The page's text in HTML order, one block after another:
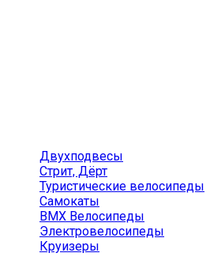
Двухподвесы
Стрит, Дёрт
Туристические велосипеды
Самокаты
BMX Велосипеды
Электровелосипеды
Круизеры